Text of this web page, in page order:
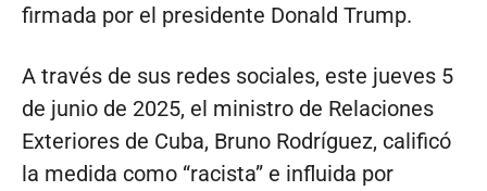
firmada por el presidente Donald Trump.
A través de sus redes sociales, este jueves 5
de junio de 2025, el ministro de Relaciones
Exteriores de Cuba, Bruno Rodríguez, calificó
la medida como “racista” e influida por